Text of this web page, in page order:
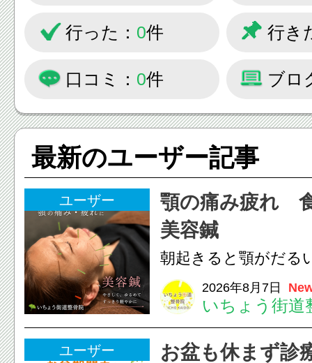
行った： 0件 行き
口コミ： 0件 ブロ
最新のユーザー記事
ユーザー
顎の痛み疲れ
美容鍼
朝起きると顎がだる
ありませんか？無意
は、顎の痛みや疲れ
フェイスラインの張
2026年8月7日
いちょう街道
ユーザー お盆も休まず診